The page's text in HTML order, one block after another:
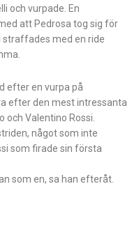
och vurpade. En
att Pedrosa tog sig för
straffades med en ride
efter en vurpa på
efter den mest intressanta
och Valentino Rossi.
något som inte
som firade sin första
som en, sa han efteråt.